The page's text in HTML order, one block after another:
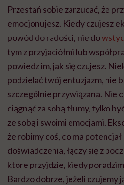
Przestań sobie zarzucać, że
emocjonujesz. Kiedy czujesz
powód do radości, nie do
tym z przyjaciółmi lub
powiedz im, jak się czujesz.
podzielać twój entuzjazm, nie
szczególnie przywiązana. Nie
ciągnąć za sobą tłumy, tylko
ze sobą i swoimi emocjami.
że robimy coś, co ma
doświadczenia, łączy się z
które przyjdzie, kiedy
Bardzo dobrze, jeżeli czujemy